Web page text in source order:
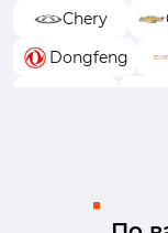
Chery
Dongfeng
Jeep